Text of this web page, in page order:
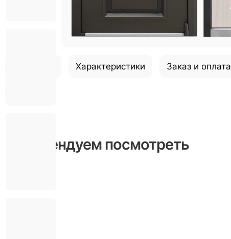
Характеристики Заказ и оплата
Рекомендуем посмотреть